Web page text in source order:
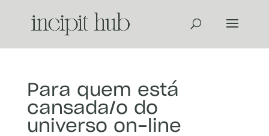
Para quem está
cansada/o do
universo on-line